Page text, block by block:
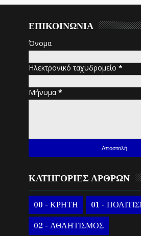
ΕΠΙΚΟΙΝΩΝΙΑ
Όνομα
Ηλεκτρονικό ταχυδρομείο*
Μήνυμα*
ΚΑΤΗΓΟΡΙΕΣ ΑΡΘΡΩΝ
00 - ΚΡΗΤΗ 01 -
02 - ΑΘΛΗΤΙΣΜΟΣ